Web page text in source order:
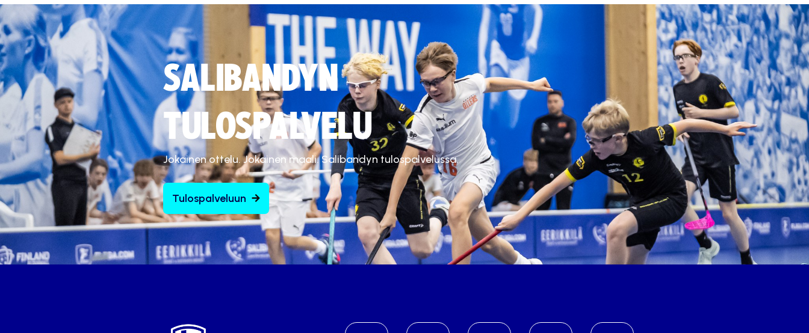
SALIBANDYN
TULOSPALVELU
Jokainen ottelu. Jokainen maali. Salibandyn tulospalvelussa.
Tulospalveluun